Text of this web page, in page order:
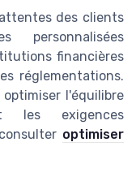
des clients
personnalisées
financières
réglementations.
l'équilibre
les exigences
optimiser